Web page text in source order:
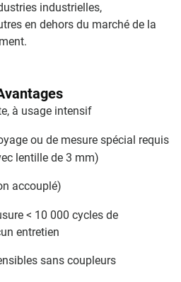
industrielles,
en dehors du marché de la
à usage intensif
ou de mesure spécial requis
lentille de 3 mm)
accouplé)
< 10 000 cycles de
entretien
sans coupleurs